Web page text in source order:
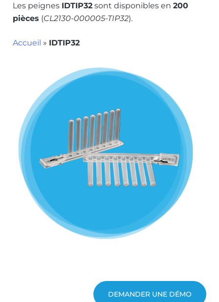
Les peignes IDTIP32 sont disponibles en 200
pièces (CL2130-000005-TIP32).
Accueil » IDTIP32
DEMANDER UNE DÉMO